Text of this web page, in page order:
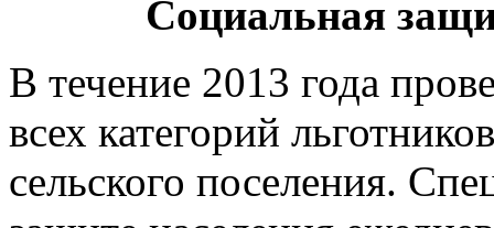
Социальная
В течение 2013 года
всех категорий
сельского поселения.